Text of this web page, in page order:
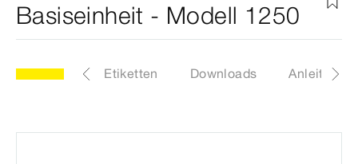
Basiseinheit - Modell 1250
Artikel Etiketten Downloads